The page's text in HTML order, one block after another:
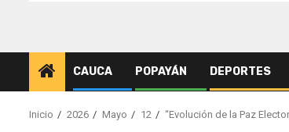
CAUCA POPAYÁN DEPORTES
Inicio 2026 Mayo 12 “Evolución de la Paz